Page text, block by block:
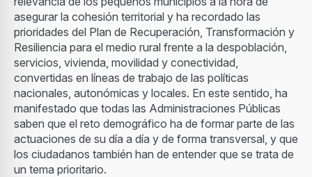
asegurar la cohesión territorial y ha recordado las
prioridades del Plan de Recuperación, Transformación y
Resiliencia para el medio rural frente a la despoblación,
servicios, vivienda, movilidad y conectividad,
convertidas en líneas de trabajo de las políticas
nacionales, autonómicas y locales. En este sentido, ha
manifestado que todas las Administraciones Públicas
saben que el reto demográfico ha de formar parte de las
actuaciones de su día a día y de forma transversal, y que
los ciudadanos también han de entender que se trata de
un tema prioritario.